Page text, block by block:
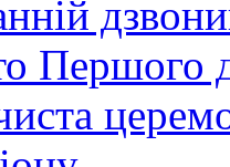
Першого